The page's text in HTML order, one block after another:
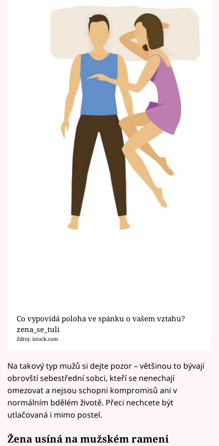
Co vypovídá poloha ve spánku o vašem vztahu?
zena_se_tuli
Zdroj: istock.com
Na takový typ mužů si dejte pozor – většinou to bývají
obrovští sebestřední sobci, kteří se nenechají
omezovat a nejsou schopni kompromisů ani v
normálním bdělém životě. Přeci nechcete být
utlačovaná i mimo postel.
Žena usíná na mužském rameni